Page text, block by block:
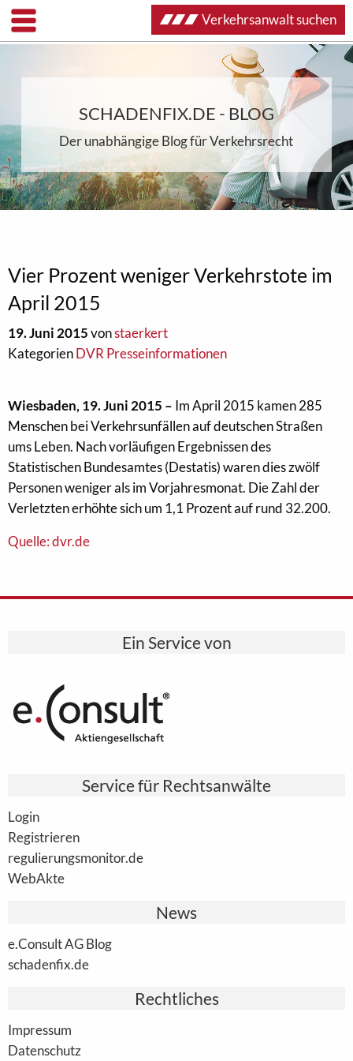
SCHADENFIX.DE - BLOG
Der unabhängige Blog für Verkehrsrecht
Vier Prozent weniger Verkehrstote im
April 2015
19. Juni 2015vonstaerkert
KategorienDVR Presseinformationen
Wiesbaden, 19. Juni 2015 – Im April 2015 kamen 285
Menschen bei Verkehrsunfällen auf deutschen Straßen
ums Leben. Nach vorläufigen Ergebnissen des
Statistischen Bundesamtes (Destatis) waren dies zwölf
Personen weniger als im Vorjahresmonat. Die Zahl der
Verletzten erhöhte sich um 1,1 Prozent auf rund 32.200.
Quelle: dvr.de
Ein Service von
Service für Rechtsanwälte
Login
Registrieren
regulierungsmonitor.de
WebAkte
News
e.Consult AG Blog
schadenfix.de
Rechtliches
Impressum
Datenschutz
Verkehrsanwalt suchen